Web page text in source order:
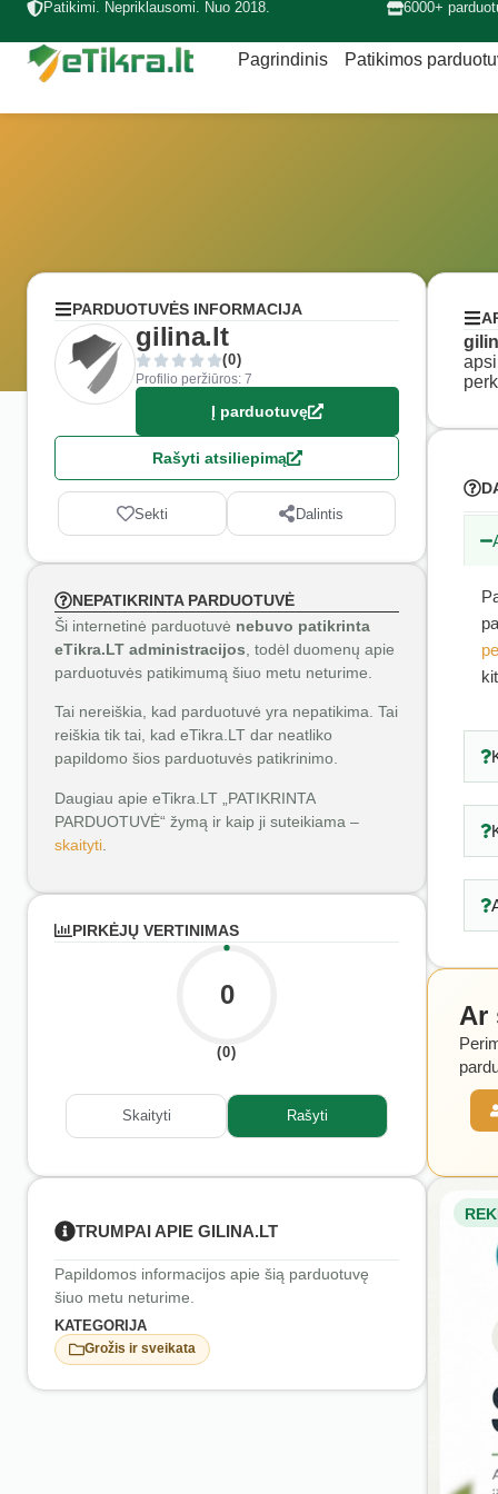
Patikimi. Nepriklausomi. Nuo 2018. 6000+
Pagrindinis Patikimos
PARDUOTUVĖS INFORMACIJA
gilina.lt
(0)
Profilio peržiūros: 7
Į parduotuvę
Rašyti atsiliepimą
Sekti Dalintis
NEPATIKRINTA PARDUOTUVĖ
Ši internetinė parduotuvė nebuvo patikrinta
eTikra.LT administracijos , todėl duomenų apie
parduotuvės patikimumą šiuo metu neturime.
Tai nereiškia, kad parduotuvė yra nepatikima. Tai
reiškia tik tai, kad eTikra.LT dar neatliko
papildomo šios parduotuvės patikrinimo.
Daugiau apie eTikra.LT „PATIKRINTA
PARDUOTUVĖ“ žymą ir kaip ji suteikiama –
skaityti
PIRKĖJŲ VERTINIMAS
0
(0)
Skaityti Rašyti
TRUMPAI APIE GILINA.LT
Papildomos informacijos apie šią parduotuvę
šiuo metu neturime.
KATEGORIJA
Grožis ir sveikata
Ar